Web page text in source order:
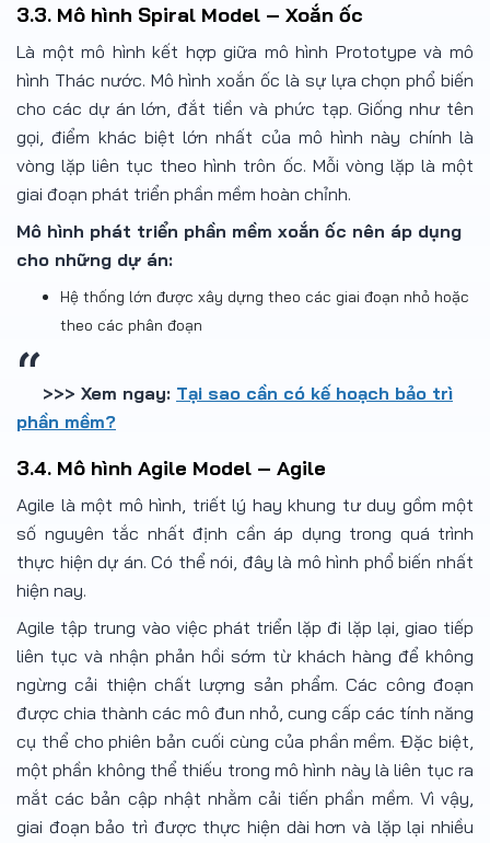
3.3. Mô hình Spiral Model – Xoắn ốc
Là một mô hình kết hợp giữa mô hình Prototype và mô
hình Thác nước. Mô hình xoắn ốc là sự lựa chọn phổ biến
cho các dự án lớn, đắt tiền và phức tạp. Giống như tên
gọi, điểm khác biệt lớn nhất của mô hình này chính là
vòng lặp liên tục theo hình trôn ốc. Mỗi vòng lặp là một
giai đoạn phát triển phần mềm hoàn chỉnh.
Mô hình phát triển phần mềm xoắn ốc nên áp dụng
cho những dự án:
Hệ thống lớn được xây dựng theo các giai đoạn nhỏ hoặc
theo các phân đoạn
>>> Xem ngay: Tại sao cần có kế hoạch bảo trì
phần mềm?
3.4. Mô hình Agile Model – Agile
Agile là một mô hình, triết lý hay khung tư duy gồm một
số nguyên tắc nhất định cần áp dụng trong quá trình
thực hiện dự án. Có thể nói, đây là mô hình phổ biến nhất
hiện nay.
Agile tập trung vào việc phát triển lặp đi lặp lại, giao tiếp
liên tục và nhận phản hồi sớm từ khách hàng để không
ngừng cải thiện chất lượng sản phẩm. Các công đoạn
được chia thành các mô đun nhỏ, cung cấp các tính năng
cụ thể cho phiên bản cuối cùng của phần mềm. Đặc biệt,
một phần không thể thiếu trong mô hình này là liên tục ra
mắt các bản cập nhật nhằm cải tiến phần mềm. Vì vậy,
giai đoạn bảo trì được thực hiện dài hơn và lặp lại nhiều